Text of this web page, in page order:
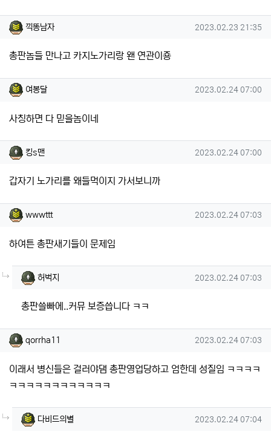
끽똥남자님의 댓글
끽똥남자 작성일
2023.02.23 21:35
총판놈들 만나고 카지노가리랑 왠 연관이죵
여봉달님의 댓글
여봉달 작성일
2023.02.24 07:00
사칭하면 다 믿을놈이네
킹s맨님의 댓글
킹s맨 작성일
2023.02.24 07:00
갑자기 노가리를 왜들먹이지 가서보니까
wwwttt님의 댓글
wwwttt 작성일
2023.02.24 07:03
하여튼 총판새기들이 문제임
허벅지님의
허벅지 작성일
2023.02.24 07:03
총판쓸빠에..커뮤 보증씁니다 ㅋㅋ
qorrha11님의 댓글
qorrha11 작성일
2023.02.24 07:03
이래서 병신들은 걸러야댐 총판영업당하고 엄한데 성질임 ㅋㅋㅋㅋ
ㅋㅋㅋㅋㅋㅋㅋㅋㅋㅋㅋㅋ
다비드의별님의
다비드의별 작성일
2023.02.24 07:04